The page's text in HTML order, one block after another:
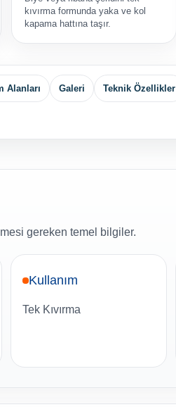
kıvırma formunda yaka ve kol
kapama hattına taşır.
Alanları Galeri Teknik Özellikler
gereken temel bilgiler.
Kullanım
Tek Kıvırma